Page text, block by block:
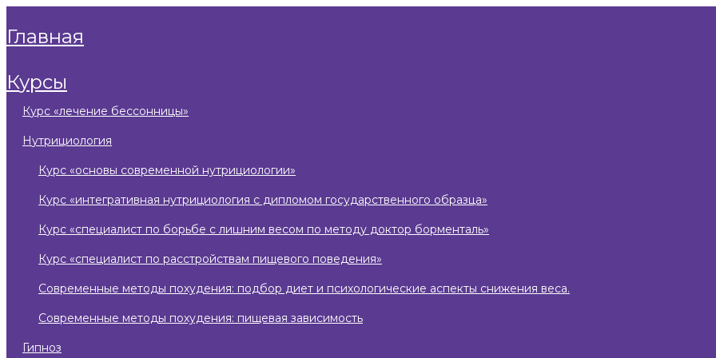
главная
курсы
курс «лечение бессонницы»
нутрициология
курс «основы современной нутрициологии»
курс «интегративная нутрициология с дипломом государственного образца»
курс «специалист по борьбе с лишним весом по методу доктор борменталь»
курс «специалист по расстройствам пищевого поведения»
современные методы похудения: подбор диет и психологические аспекты снижения веса.
современные методы похудения: пищевая зависимость
гипноз